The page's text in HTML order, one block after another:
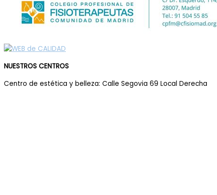
NUESTROS CENTROS
Centro de estética y belleza: Calle Segovia 69 Local Derecha